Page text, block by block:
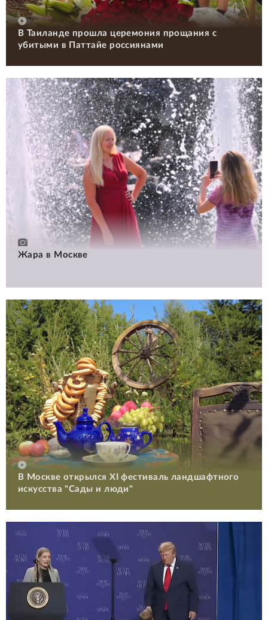
В Таиланде прошла церемония прощания с
убитыми в Паттайе россиянами
Жара в Москве
В Москве открылся XI фестиваль ландшафтного
искусства "Сады и люди"